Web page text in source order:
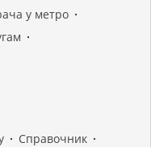
у метро
Справочник